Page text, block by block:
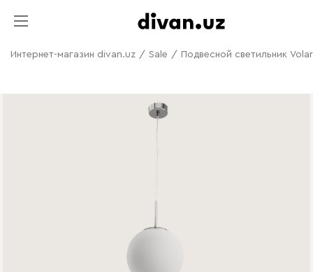
Интернет-магазин divan.uz / Sale / Подвесной светильник